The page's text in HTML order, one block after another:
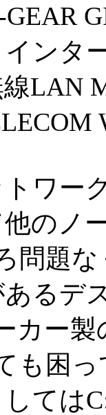
ンタ
LAN
ワー
のノ
問題
るデ
カー
も困
ては